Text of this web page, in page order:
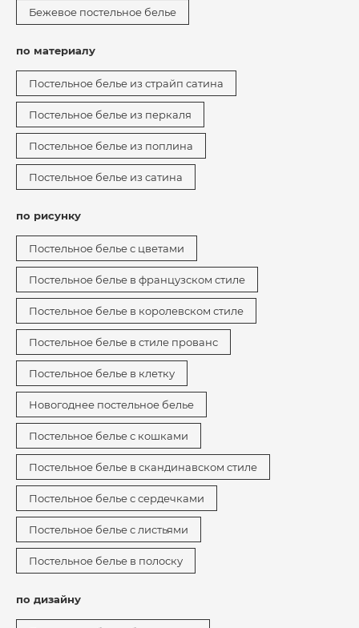
Бежевое постельное белье
по материалу
Постельное белье из страйп сатина
Постельное белье из перкаля
Постельное белье из поплина
Постельное белье из сатина
по рисунку
Постельное белье с цветами
Постельное белье в французском стиле
Постельное белье в королевском стиле
Постельное белье в стиле прованс
Постельное белье в клетку
Новогоднее постельное белье
Постельное белье с кошками
Постельное белье в скандинавском стиле
Постельное белье с сердечками
Постельное белье с листьями
Постельное белье в полоску
по дизайну